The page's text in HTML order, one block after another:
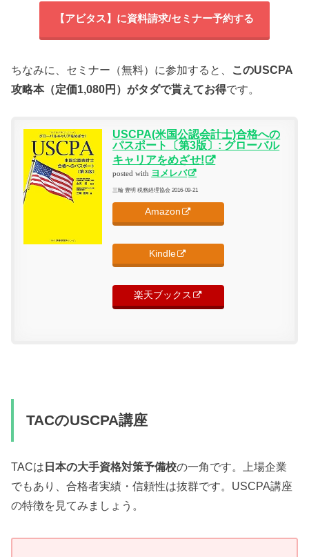
【アビタス】に資料請求/セミナー予約する
ちなみに、セミナー（無料）に参加すると、 このUSCPA
攻略本（定価1,080円）がタダで貰えてお得です。
USCPA(米国公認会計士)合格への
パスポート〔第3版〕: グローバル
キャリアをめざせ!
posted with ヨメレバ
三輪 豊明 税務経理協会 2016-09-21
Amazon
Kindle
楽天ブックス
TACのUSCPA講座
TACは 日本の大手資格対策予備校の一角です。上場企業
でもあり、合格者実績・信頼性は抜群です。USCPA講座
の特徴を見てみましょう。